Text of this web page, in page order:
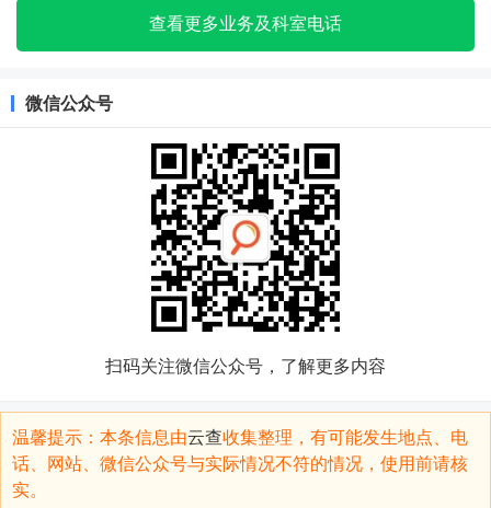
查看更多业务及科室电话
微信公众号
扫码关注微信公众号，了解更多内容
温馨提示：本条信息由云查收集整理，有可能发生地点、电
话、网站、微信公众号与实际情况不符的情况，使用前请核
实。